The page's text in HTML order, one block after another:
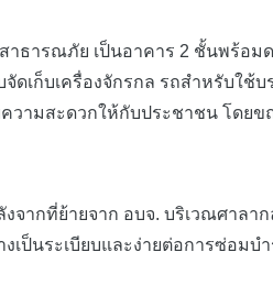
ณภัย เป็นอาคาร 2 ชั้นพร้อมดา
เก็บเครื่องจักรกล รถสำหรับใ
วามสะดวกให้กับประชาชน โดย
กที่ย้ายจาก อบจ. บริเวณศาลา
เป็นระเบียบและง่ายต่อการซ่อม